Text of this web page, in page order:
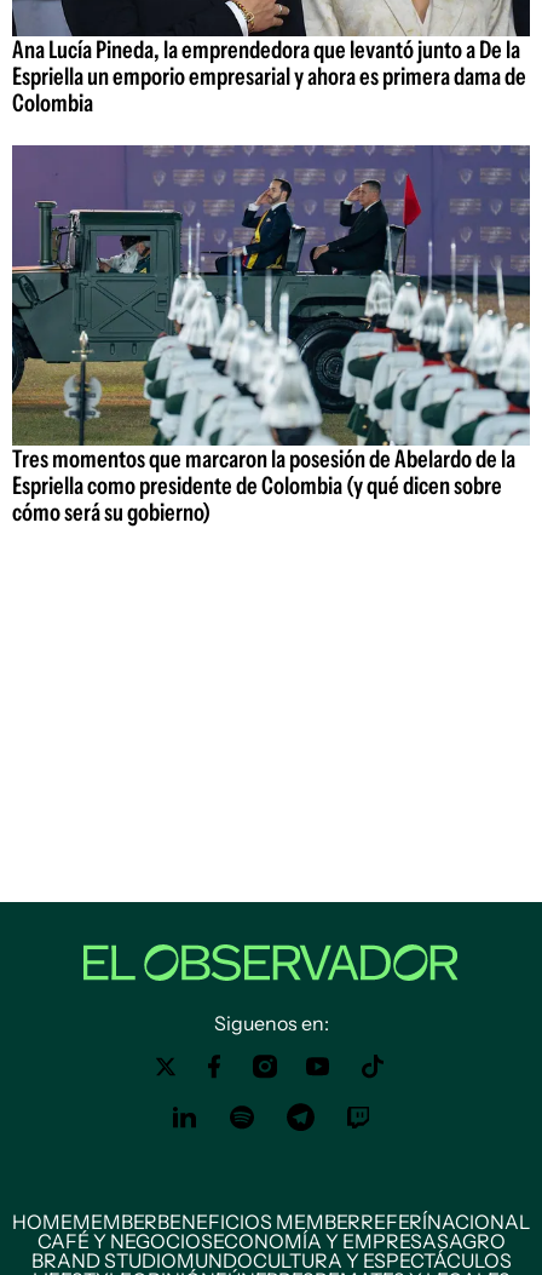
Ana Lucía Pineda, la emprendedora que levantó junto a De la
Espriella un emporio empresarial y ahora es primera dama de
Colombia
Tres momentos que marcaron la posesión de Abelardo de la
Espriella como presidente de Colombia (y qué dicen sobre
cómo será su gobierno)
Siguenos en:
HOMEMEMBERBENEFICIOS MEMBERREFERÍNACIONAL
CAFÉ Y NEGOCIOSECONOMÍA Y EMPRESASAGRO
BRAND STUDIOMUNDOCULTURA Y ESPECTÁCULOS